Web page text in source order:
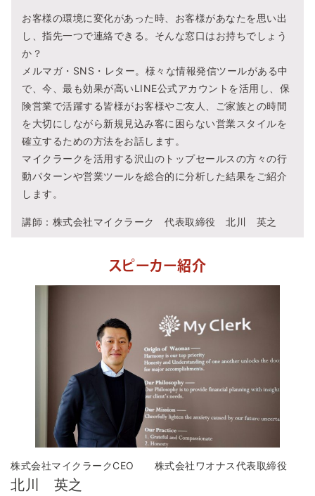
お客様の環境に変化があった時、お客様があなたを思い出
し、指先一つで連絡できる。そんな窓口はお持ちでしょう
か？
メルマガ・SNS・レター。様々な情報発信ツールがある中
で、今、最も効果が高いLINE公式アカウントを活用し、保
険営業で活躍する皆様がお客様やご友人、ご家族との時間
を大切にしながら新規見込み客に困らない営業スタイルを
確立するための方法をお話します。
マイクラークを活用する沢山のトップセールスの方々の行
動パターンや営業ツールを総合的に分析した結果をご紹介
します。
講師：株式会社マイクラーク 代表取締役 北川 英之
スピーカー紹介
株式会社マイクラークCEO 株式会社ワオナス代表取締役
北川 英之